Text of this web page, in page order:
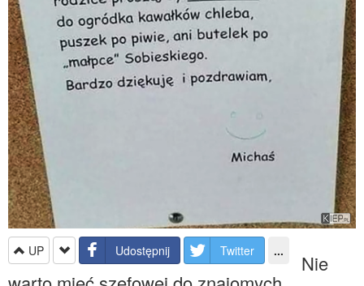
UP Udostępnij Twitter ... Nie